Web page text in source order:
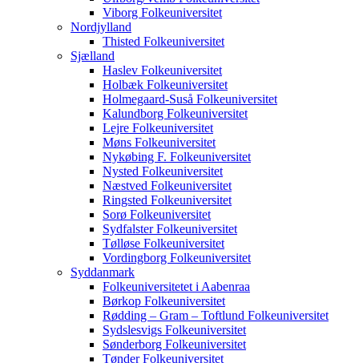
Viborg Folkeuniversitet
Nordjylland
Thisted Folkeuniversitet
Sjælland
Haslev Folkeuniversitet
Holbæk Folkeuniversitet
Holmegaard-Suså Folkeuniversitet
Kalundborg Folkeuniversitet
Lejre Folkeuniversitet
Møns Folkeuniversitet
Nykøbing F. Folkeuniversitet
Nysted Folkeuniversitet
Næstved Folkeuniversitet
Ringsted Folkeuniversitet
Sorø Folkeuniversitet
Sydfalster Folkeuniversitet
Tølløse Folkeuniversitet
Vordingborg Folkeuniversitet
Syddanmark
Folkeuniversitetet i Aabenraa
Børkop Folkeuniversitet
Rødding – Gram – Toftlund Folkeuniversitet
Sydslesvigs Folkeuniversitet
Sønderborg Folkeuniversitet
Tønder Folkeuniversitet